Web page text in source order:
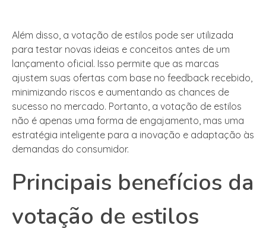
Além disso, a votação de estilos pode ser utilizada
para testar novas ideias e conceitos antes de um
lançamento oficial. Isso permite que as marcas
ajustem suas ofertas com base no feedback recebido,
minimizando riscos e aumentando as chances de
sucesso no mercado. Portanto, a votação de estilos
não é apenas uma forma de engajamento, mas uma
estratégia inteligente para a inovação e adaptação às
demandas do consumidor.
Principais benefícios da
votação de estilos